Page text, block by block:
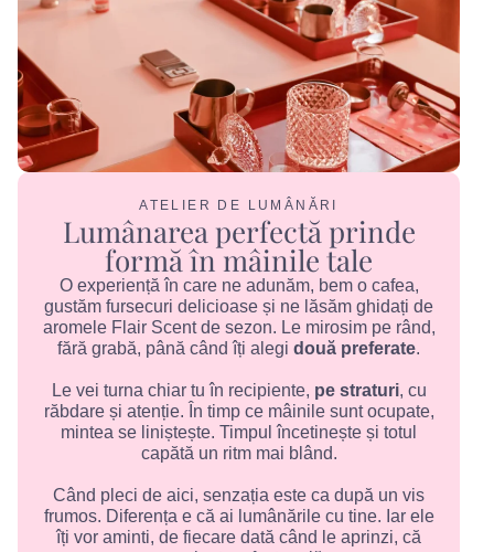
ATELIER DE LUMÂNĂRI
Lumânarea perfectă prinde
formă în mâinile tale
O experiență în care ne adunăm, bem o cafea,
gustăm fursecuri delicioase și ne lăsăm ghidați de
aromele Flair Scent de sezon. Le mirosim pe rând,
fără grabă, până când îți alegi două preferate.
Le vei turna chiar tu în recipiente, pe straturi, cu
răbdare și atenție. În timp ce mâinile sunt ocupate,
mintea se liniștește. Timpul încetinește și totul
capătă un ritm mai blând.
Când pleci de aici, senzația este ca după un vis
frumos. Diferența e că ai lumânările cu tine. Iar ele
îți vor aminti, de fiecare dată când le aprinzi, că